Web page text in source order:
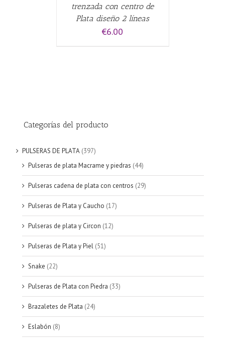
trenzada con centro de
Plata diseño 2 líneas
€6.00
Categorías del producto
PULSERAS DE PLATA (397)
Pulseras de plata Macrame y piedras (44)
Pulseras cadena de plata con centros (29)
Pulseras de Plata y Caucho (17)
Pulseras de plata y Circon (12)
Pulseras de Plata y Piel (51)
Snake (22)
Pulseras de Plata con Piedra (33)
Brazaletes de Plata (24)
Eslabón (8)